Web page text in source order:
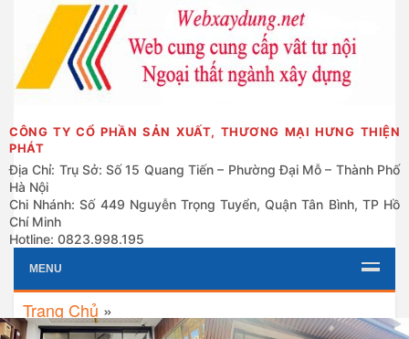
CÔNG TY CỔ PHẦN SẢN XUẤT, THƯƠNG MẠI HƯNG THIỆN
PHÁT
Địa Chỉ: Trụ Sở: Số 15 Quang Tiến – Phường Đại Mỗ – Thành Phố
Hà Nội
Chi Nhánh: Số 449 Nguyễn Trọng Tuyển, Quận Tân Bình, TP Hồ
Chí Minh
Hotline: 0823.998.195
MENU
Trang Chủ »